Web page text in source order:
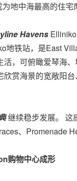
地中海最高的住宅
Havens
地铁站，是East
，可俯瞰爱琴海
赏海景的宽敞阳
继续稳步发展。 这
、Promenade
购物中心成形